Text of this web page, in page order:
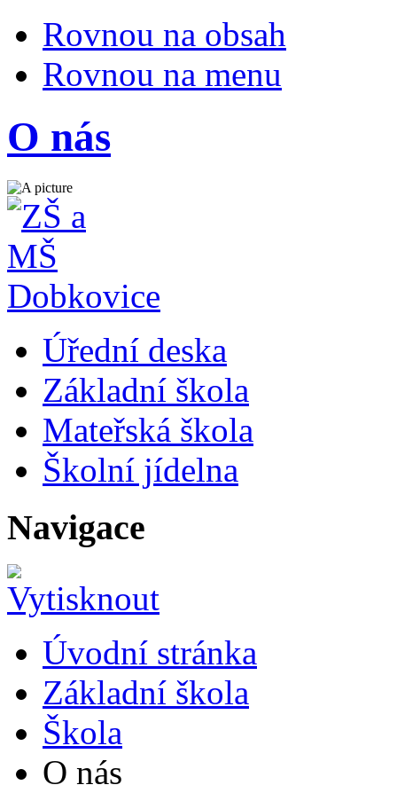
Rovnou na obsah
Rovnou na menu
O nás
Úřední deska
Základní škola
Mateřská škola
Školní jídelna
Navigace
Úvodní stránka
Základní škola
Škola
O nás